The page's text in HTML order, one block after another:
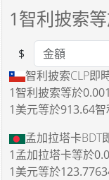
1智利披索
Amount
$
智利披索CLP即
1智利披索等於
1美元等於913.64
孟加拉塔卡BDT
1孟加拉塔卡等於
1美元等於